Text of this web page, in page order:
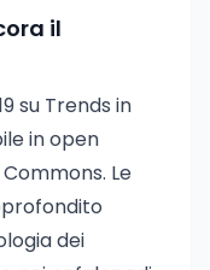
il
su Trends in
in open
Le
dei